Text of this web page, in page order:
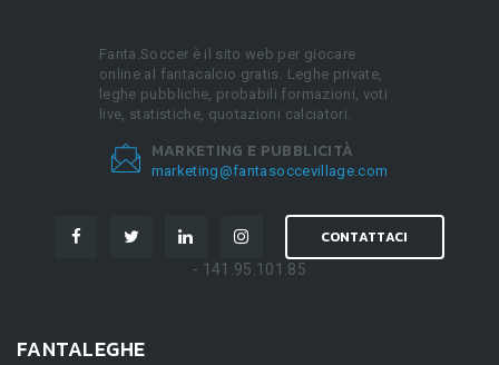
Fanta.Soccer è il sito web per giocare
online al fantacalcio gratis. Leghe private,
leghe pubbliche, probabili formazioni, voti
live, statistiche, quotazioni calciatori.
MARKETING E PUBBLICITÀ
marketing@fantasoccevillage.com
CONTATTACI
- 141.95.101.85
FANTALEGHE